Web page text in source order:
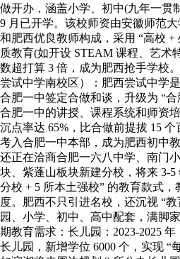
做开办，涵盖小学、初中(九年一贯
9 月已开学。该校师资由安徽师范
和肥西优良教师构成，采用 “高校 +
质教育(如开设 STEAM 课程、艺术
数超打算 3 倍，成为肥西抢手学校
尝试中学南校区）：肥西尝试中学
合肥一中签定合做和谈，升级为 “
合肥一中的讲授、课程系统和师资
沉点率达 65%，比合做前提拔 15
考入合肥一中本部，成为肥西初中
还正在洽商合肥一六八中学、南门
块、紫蓬山板块新建分校，将来 3-5
分校 + 5 所本土强校” 的教育款式
度。肥西不只引进名校，还沉视 “
园、小学、初中、高中配套，满脚
期教育需求：长儿园：2023-2025
长儿园，新增学位 6000 个，实现 “